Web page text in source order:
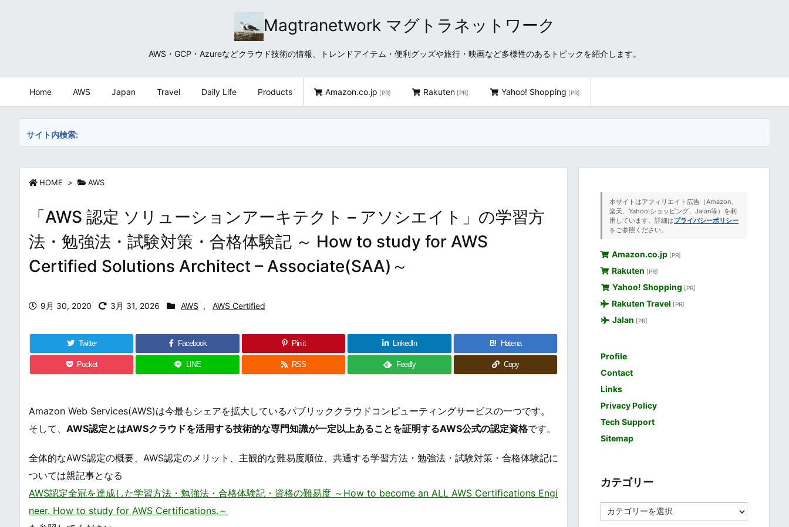
Magtranetwork マグトラネットワーク
AWS・GCP・Azureなどクラウド技術の情報、トレンドアイテム・便利グッズや旅行・映画など多様性のあるトピックを紹介します。
Home AWS Japan Travel Daily Life Products Amazon.co.jp [PR] Rakuten [PR] Yahoo! Shopping [PR]
サイト内検索:
HOME > AWS
「AWS 認定 ソリューションアーキテクト – アソシエイト」の学習方
法・勉強法・試験対策・合格体験記 ～ How to study for AWS
Certified Solutions Architect – Associate(SAA)～
9月 30, 2020 3月 31, 2026 AWS , AWS Certified
Twitter Facebook Pin it LinkedIn B! Hatena
Pocket LINE RSS Feedly Copy
Amazon Web Services(AWS)は今最もシェアを拡大しているパブリッククラウドコンピューティングサービスの一つです。
そして、 AWS認定とはAWSクラウドを活用する技術的な専門知識が一定以上あることを証明するAWS公式の認定資格です。
全体的なAWS認定の概要、AWS認定のメリット、主観的な難易度順位、共通する学習方法・勉強法・試験対策・合格体験記に
ついては親記事となる
AWS認定全冠を達成した学習方法・勉強法・合格体験記・資格の難易度 ～How to become an ALL AWS Certifications Engi
neer. How to study for AWS Certifications.～
本サイトはアフィリエイト広告（Amazon、
楽天、Yahoo!ショッピング、Jalan等）を利
用しています。詳細はプライバシーポリシー
をご参照ください。
Amazon.co.jp [PR]
Rakuten [PR]
Yahoo! Shopping [PR]
Rakuten Travel [PR]
Jalan [PR]
Profile
Contact
Links
Privacy Policy
Tech Support
Sitemap
カテゴリー
テ